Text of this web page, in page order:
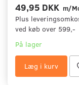
49,95 DKK m/
Plus
ved køb over 599,-
På lager
Læg i kurv